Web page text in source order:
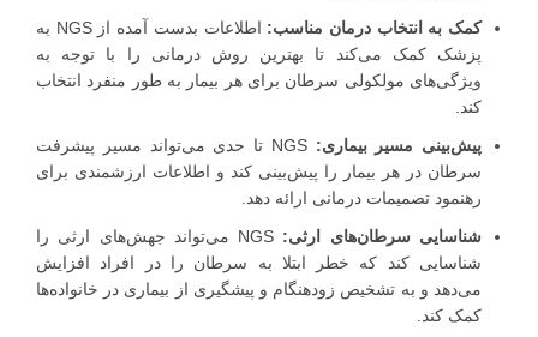
کمک به انتخاب درمان مناسب:
اطلاعات بدست آمده از NGS به
پزشک کمک می‌کند تا بهترین روش درمانی را با توجه به
ویژگی‌های مولکولی سرطان برای هر بیمار به طور منفرد انتخاب
کند.
پیش‌بینی مسیر بیماری:
NGS تا حدی می‌تواند مسیر پیشرفت
سرطان در هر بیمار را پیش‌بینی کند و اطلاعات ارزشمندی برای
رهنمود تصمیمات درمانی ارائه دهد.
شناسایی سرطان‌های ارثی:
NGS می‌تواند جهش‌های ارثی را
شناسایی کند که خطر ابتلا به سرطان را در افراد افزایش
می‌دهد و به تشخیص زودهنگام و پیشگیری از بیماری در خانواده‌ها
کمک کند.